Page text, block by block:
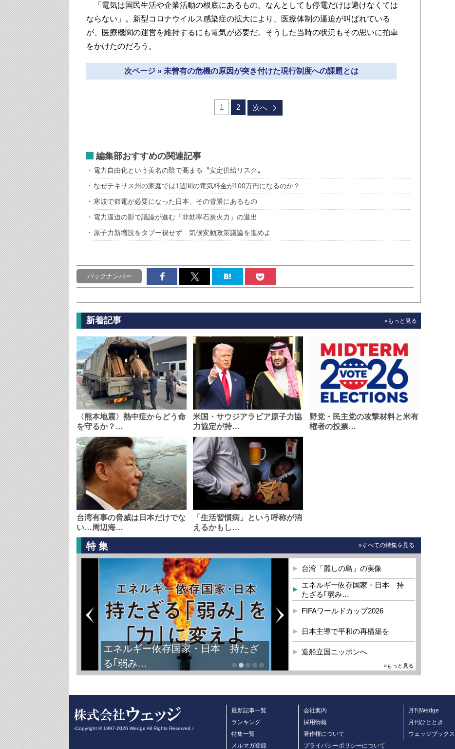
「電気は国民生活や企業活動の根底にあるもの。なんとしても停電だけは避けなくては
ならない」。新型コロナウイルス感染症の拡大により、医療体制の逼迫が叫ばれている
が、医療機関の運営を維持するにも電気が必要だ。そうした当時の状況もその思いに拍車
をかけたのだろう。
次ページ » 未曽有の危機の原因が突き付けた現行制度への課題とは
1 2 次へ
編集部おすすめの関連記事
電力自由化という美名の陰で高まる〝安定供給リスク〟
なぜテキサス州の家庭では1週間の電気料金が100万円になるのか？
寒波で節電が必要になった日本、その背景にあるもの
電力逼迫の影で議論が進む「非効率石炭火力」の退出
原子力新増設をタブー視せず 気候変動政策議論を進めよ
バックナンバー
新着記事 »もっと見る
〈熊本地震〉熱中症からどう命
を守るか？…
米国・サウジアラビア原子力協
力協定が持…
野党・民主党の攻撃材料と米有
権者の投票…
台湾有事の脅威は日本だけでな
い…周辺海…
「生活習慣病」という呼称が消
えるかもし…
特集 »すべての特集を見る
エネルギー依存国家・日本 持たざ
る｢弱み…
台湾「麗しの島」の実像
エネルギー依存国家・日本 持
たざる｢弱み…
FIFAワールドカップ2026
日本主導で平和の再構築を
造船立国ニッポンへ
»もっと見る
‹Copyright © 1997-2026 Wedge All Rights Reserved.›
最新記事一覧
ランキング
特集一覧
メルマガ登録
会社案内
採用情報
著作権について
プライバシーポリシーについて
月刊Wedge
月刊ひととき
ウェッジブックス